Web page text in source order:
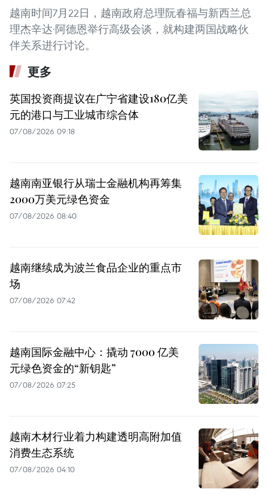
越南时间7月22日，越南政府总理阮春福与新西兰总
理杰辛达·阿德恩举行高级会谈，就构建两国战略伙
伴关系进行讨论。
更多
英国投资商提议在广宁省建设180亿美
元的港口与工业城市综合体
07/08/2026 09:18
越南南亚银行从瑞士金融机构再筹集
2000万美元绿色资金
07/08/2026 08:40
越南继续成为波兰食品企业的重点市
场
07/08/2026 07:42
越南国际金融中心：撬动 7000 亿美
元绿色资金的“新钥匙”
07/08/2026 07:25
越南木材行业着力构建透明高附加值
消费生态系统
07/08/2026 04:10